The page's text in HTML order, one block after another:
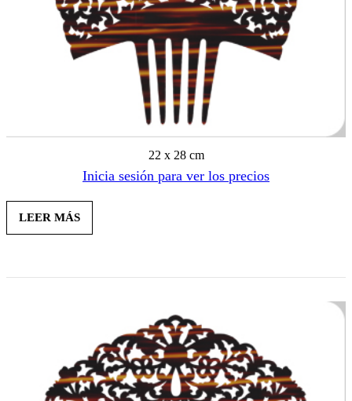
22 x 28 cm
Inicia sesión para ver los precios
LEER MÁS